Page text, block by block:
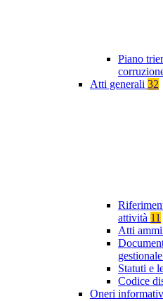
Piano
Atti generali 32
attività 11
Atti
gestionale
Statuti e
Codice
Oneri